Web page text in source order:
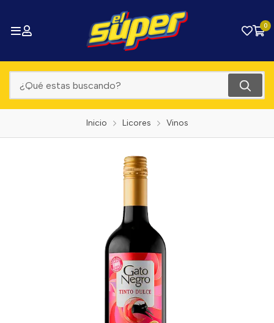
0
Inicio Licores Vinos